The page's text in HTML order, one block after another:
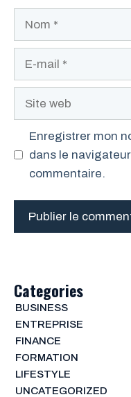
Enregistrer mon
dans le
commentaire.
Categories
BUSINESS
ENTREPRISE
FINANCE
FORMATION
LIFESTYLE
UNCATEGORIZED